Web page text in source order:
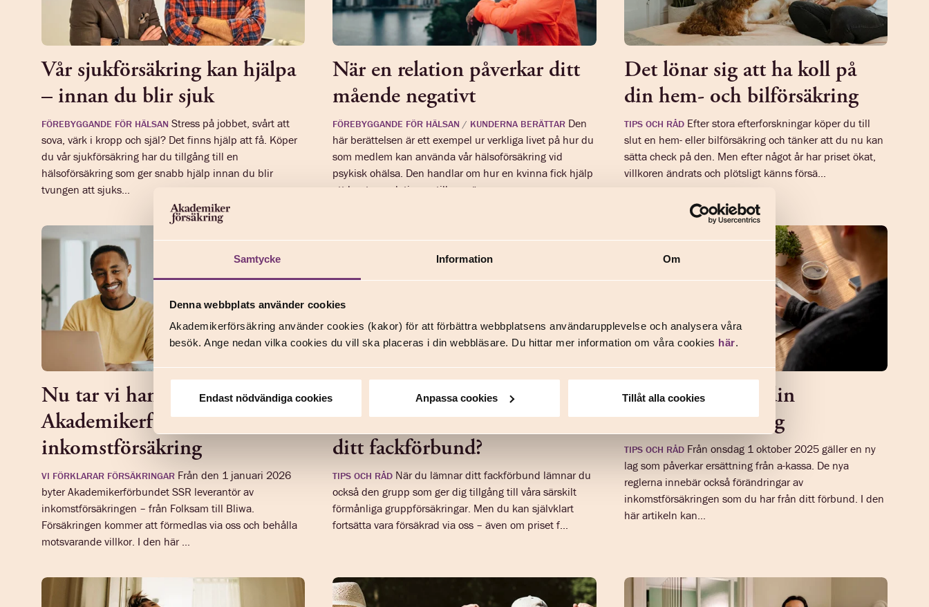
Samtycke Information Om
Denna webbplats använder cookies
Akademikerförsäkring använder cookies (kakor) för att förbättra webbplatsens användarupplevelse och analysera våra
besök. Ange nedan vilka cookies du vill ska placeras i din webbläsare. Du hittar mer information om våra cookies här.
Endast nödvändiga cookies Anpassa cookies Tillåt alla cookies
Vår sjukförsäkring kan hjälpa
– innan du blir sjuk
FÖREBYGGANDE FÖR HÄLSAN Stress på jobbet, svårt att
sova, värk i kropp och själ? Det finns hjälp att få. Köper
du vår sjukförsäkring har du tillgång till en
hälsoförsäkring som ger snabb hjälp innan du blir
tvungen att sjuks...
När en relation påverkar ditt
mående negativt
FÖREBYGGANDE FÖR HÄLSAN / KUNDERNA BERÄTTAR Den
här berättelsen är ett exempel ur verkliga livet på hur du
som medlem kan använda vår hälsoförsäkring vid
psykisk ohälsa. Den handlar om hur en kvinna fick hjälp
att hantera relationen till en när...
Det lönar sig att ha koll på
din hem- och bilförsäkring
TIPS OCH RÅDEfter stora efterforskningar köper du till
slut en hem- eller bilförsäkring och tänker att du nu kan
sätta check på den. Men efter något år har priset ökat,
villkoren ändrats och plötsligt känns försä...
Nu tar vi hand om
Akademikerförbundet SSR:s
inkomstförsäkring
VI FÖRKLARAR FÖRSÄKRINGAR Från den 1 januari 2026
byter Akademikerförbundet SSR leverantör av
inkomstförsäkringen – från Folksam till Bliwa.
Försäkringen kommer att förmedlas via oss och behålla
motsvarande villkor. I den här ...
Vad händer med dina
försäkringar om du lämnar
ditt fackförbund?
TIPS OCH RÅD När du lämnar ditt fackförbund lämnar du
också den grupp som ger dig tillgång till våra särskilt
förmånliga gruppförsäkringar. Men du kan självklart
fortsätta vara försäkrad via oss – även om priset f...
Ny lag påverkar din
inkomstförsäkring
TIPS OCH RÅDFrån onsdag 1 oktober 2025 gäller en ny
lag som påverkar ersättning från a-kassa. De nya
reglerna innebär också förändringar av
inkomstförsäkringen som du har från ditt förbund. I den
här artikeln kan...